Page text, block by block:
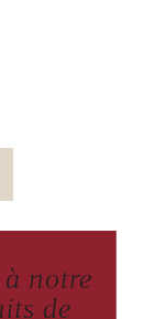
notre
de